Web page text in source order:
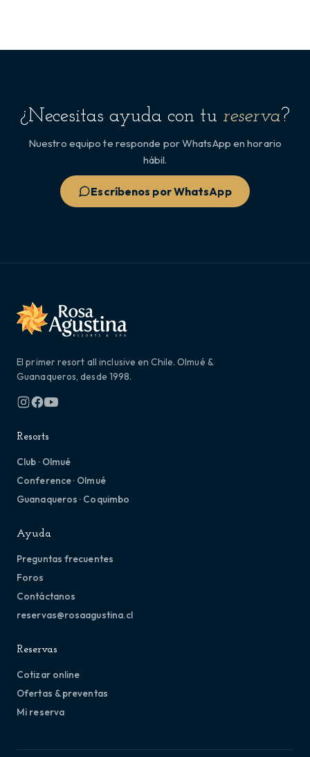
¿Necesitas ayuda con tu reserva?
Nuestro equipo te responde por WhatsApp en horario
hábil.
Escríbenos por WhatsApp
El primer resort all inclusive en Chile. Olmué &
Guanaqueros, desde 1998.
Resorts
Club · Olmué
Conference · Olmué
Guanaqueros · Coquimbo
Ayuda
Preguntas frecuentes
Foros
Contáctanos
reservas@rosaagustina.cl
Reservas
Cotizar online
Ofertas & preventas
Mi reserva